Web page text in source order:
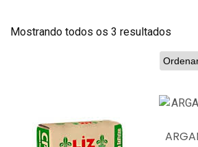
Mostrando todos os 3 resultados